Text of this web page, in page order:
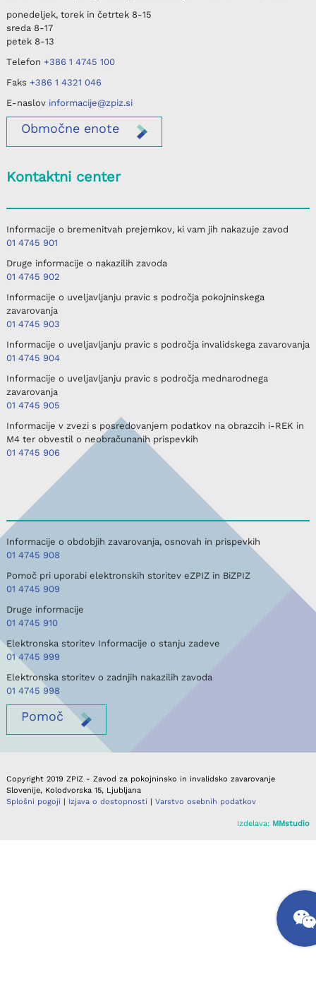
ponedeljek, torek in četrtek8-15
sreda 8-17
petek8-13
Telefon +386 1 4745 100
Faks +386 1 4321 046
E-naslov informacije@zpiz.si
Območneenote
Kontaktni center
Informacije o bremenitvah prejemkov, ki vam jih nakazuje zavod
01 4745 901
Druge informacije o nakazilih zavoda
01 4745 902
Informacije o uveljavljanju pravic s področja pokojninskega
zavarovanja
01 4745 903
Informacije o uveljavljanju pravic s področja invalidskega zavarovanja
01 4745 904
Informacije o uveljavljanju pravic s področja mednarodnega
zavarovanja
01 4745 905
Informacije v zvezi s posredovanjem podatkov na obrazcih i-REK in
M4 ter obvestil o neobračunanih prispevkih
01 4745 906
Informacije o obdobjih zavarovanja, osnovah in prispevkih
01 4745 908
Pomoč pri uporabi elektronskih storitev eZPIZ in BiZPIZ
01 4745 909
Druge informacije
01 4745 910
Elektronska storitev Informacije o stanju zadeve
01 4745 999
Elektronska storitev o zadnjih nakazilih zavoda
01 4745 998
Pomoč
Copyright 2019 ZPIZ - Zavod za pokojninsko in invalidsko zavarovanje
Slovenije, Kolodvorska 15, Ljubljana
Splošni pogoji | Izjava o dostopnosti | Varstvo osebnih podatkov
Izdelava: MMstudio